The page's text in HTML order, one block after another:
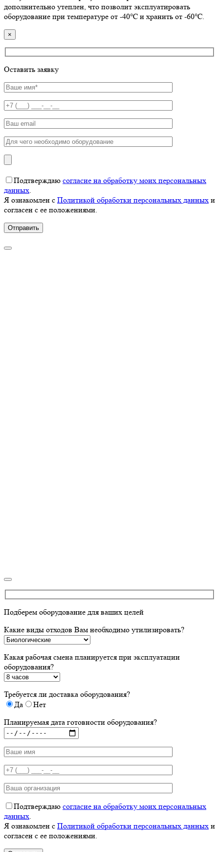
дополнительно утеплен, что позволит эксплуатировать
оборудование при температуре от -40℃ и хранить от -60℃.
×
Оставить заявку
Подтверждаю согласие на обработку моих персональных
данных.
Я ознакомлен с Политикой обработки персональных данных и
согласен с ее положениями.
Подберем оборудование для ваших целей
Какие виды отходов Вам необходимо утилизировать?
Какая рабочая смена планируется при эксплуатации
оборудования?
Требуется ли доставка оборудования?
Да
Нет
Планируемая дата готовности оборудования?
Подтверждаю согласие на обработку моих персональных
данных
Я ознакомлен с Политикой обработки персональных данных и
согласен с ее положениями.